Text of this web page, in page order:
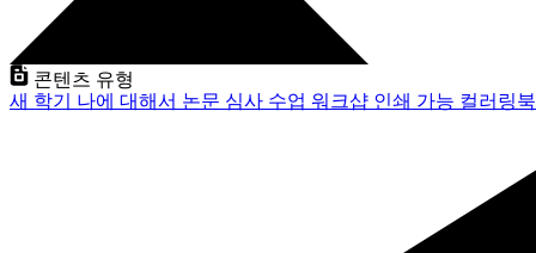
콘텐츠 유형
새 학기 나에 대해서 논문 심사 수업 워크샵 인쇄 가능 컬러링북